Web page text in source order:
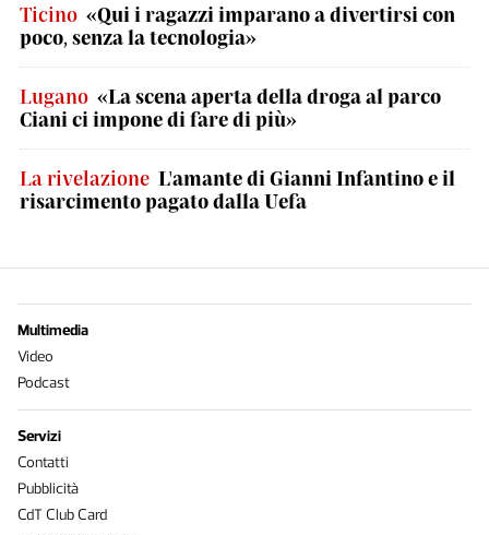
Ticino «Qui i ragazzi imparano a divertirsi con
poco, senza la tecnologia»
Lugano «La scena aperta della droga al parco
Ciani ci impone di fare di più»
La rivelazione L'amante di Gianni Infantino e il
risarcimento pagato dalla Uefa
Multimedia
Video
Podcast
Servizi
Contatti
Pubblicità
CdT Club Card